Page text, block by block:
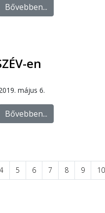
Bővebben...
en
május 6.
Bővebben...
4 5 6 7 8 9 10